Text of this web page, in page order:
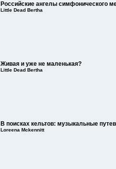
Российские ангелы симфонического
Little Dead Bertha
Живая и уже не маленькая?
Little Dead Bertha
В поисках кельтов: музыкальные
Loreena Mckennitt